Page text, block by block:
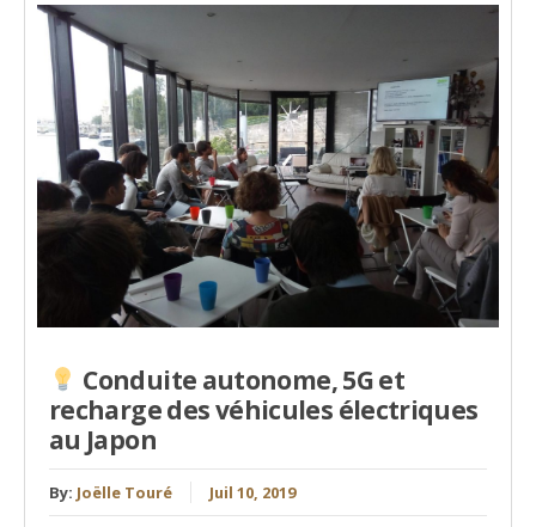
Conduite autonome, 5G et
recharge des véhicules électriques
au Japon
By: Joëlle Touré Juil 10, 2019